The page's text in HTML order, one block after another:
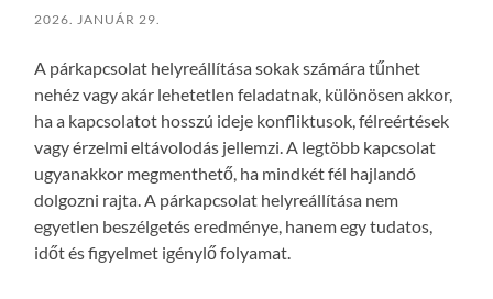
2026. JANUÁR 29.
A párkapcsolat helyreállítása sokak számára tűnhet
nehéz vagy akár lehetetlen feladatnak, különösen akkor,
ha a kapcsolatot hosszú ideje konfliktusok, félreértések
vagy érzelmi eltávolodás jellemzi. A legtöbb kapcsolat
ugyanakkor megmenthető, ha mindkét fél hajlandó
dolgozni rajta. A párkapcsolat helyreállítása nem
egyetlen beszélgetés eredménye, hanem egy tudatos,
időt és figyelmet igénylő folyamat.